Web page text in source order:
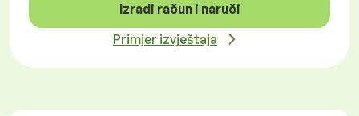
Izradi račun i naruči
Primjer izvještaja